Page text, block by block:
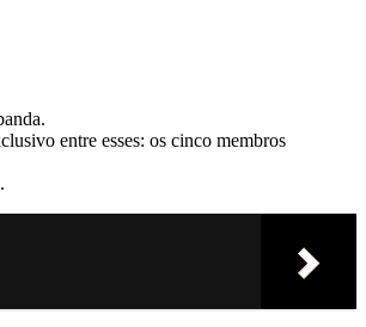
entre esses: os cinco membros